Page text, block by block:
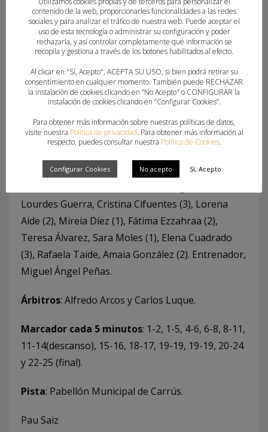
CBM Elche Visitelche:Katia Zhukova (2), Carolina
Bono (1), Giselle Menéndez (1), Celia Guilabert,
Patricia Méndez, Nuria Andreu, Ivet Musons (4),
Nicole Morales, María Flores (1), Patricia Encinas,
Gabriela Bitolo (2), Lysa Tchaptchet (4), Clara
Gascó (2), Ana Martínez (4), María de Gracia
Duque (1). Entrenador, Joaquín J. Rocamora.
Sanz, Elba Álvarez, Jimena Laguna (3), Danila
Lourdes Guerra, Cristina Cifuentes (3), Lorena
Aide (2), Mireia Díez (1), Fátima Ezzahraa (2),
Teresa Álvarez, Sara Moles (1), Elena Cuadrado
(3), Rafaela Taide, Amaia González (2). Entrenador,
Miguel Ángel Peñas.
Árbitros: Alfredo Arcos y Carlos Luque.
Marcador cada 5 minutos: 1-2, 1-5, 4-6, 6-8, 8-11,
11-14(descanso), 15-16, 18-17, 19-19, 19-19, 20-24
y 22-25 (final).
Pista: Pabellón Municipal de Carrús.
Pau Saiz
contenido de la web, proporcionarles funcionalidades a las redes
sociales y para analizar el tráfico de nuestra web. Puede aceptar el
uso de esta tecnología o administrar su configuración y poder
rechazarla, y así controlar completamente qué información se
recopila y gestiona a través de los botones habilitados al efecto.
Al clicar en "Sí, Acepto", ACEPTA SU USO, si bien podrá retirar su
consentimiento en cualquier momento. También puede RECHAZAR
la instalación de cookies clicando en “No Acepto" o CONFIGURAR la
instalación de cookies clicando en “Configurar Cookies”.
Para obtener más información sobre nuestras políticas de datos,
visite nuestra Política de privacidad. Para obtener más información al
respecto, puedes consultar nuestra Política de Cookies.
Configurar Cookies No acepto Sí, Acepto